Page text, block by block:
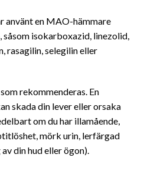
använt en MAO-hämmare
såsom isokarboxazid, linezolid,
rasagilin, selegilin eller
rekommenderas. En
skada din lever eller orsaka
om du har illamående,
mörk urin, lerfärgad
din hud eller ögon).